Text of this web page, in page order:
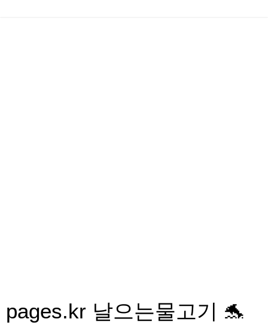
pages.kr 날으는물고기 🐬